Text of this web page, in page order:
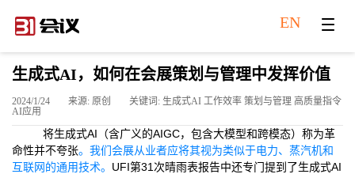
EN
生成式AI，如何在会展策划与管理中发挥价值
2024/1/24 来源: 原创
关键词: 生成式AI 工作效率 策划与管理 高质量指令
AI应用
将生成式AI（含广义的AIGC，包含大模型和跨模态）称为革
命性并不夸张。我们会展从业者应将其视为类似于电力、蒸汽机和
互联网的通用技术。 UFI第31次晴雨表报告中还专门提到了生成式AI